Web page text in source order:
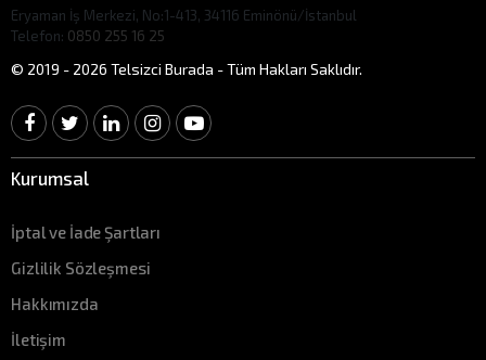
Eryaman İş Merkezi, No:1-413, 34116 Eminönü/İstanbul
Telefon: 0850 255 16 25
© 2019 - 2026 Telsizci Burada - Tüm Hakları Saklıdır.
Kurumsal
İptal ve İade Şartları
Gizlilik Sözleşmesi
Hakkımızda
İletişim